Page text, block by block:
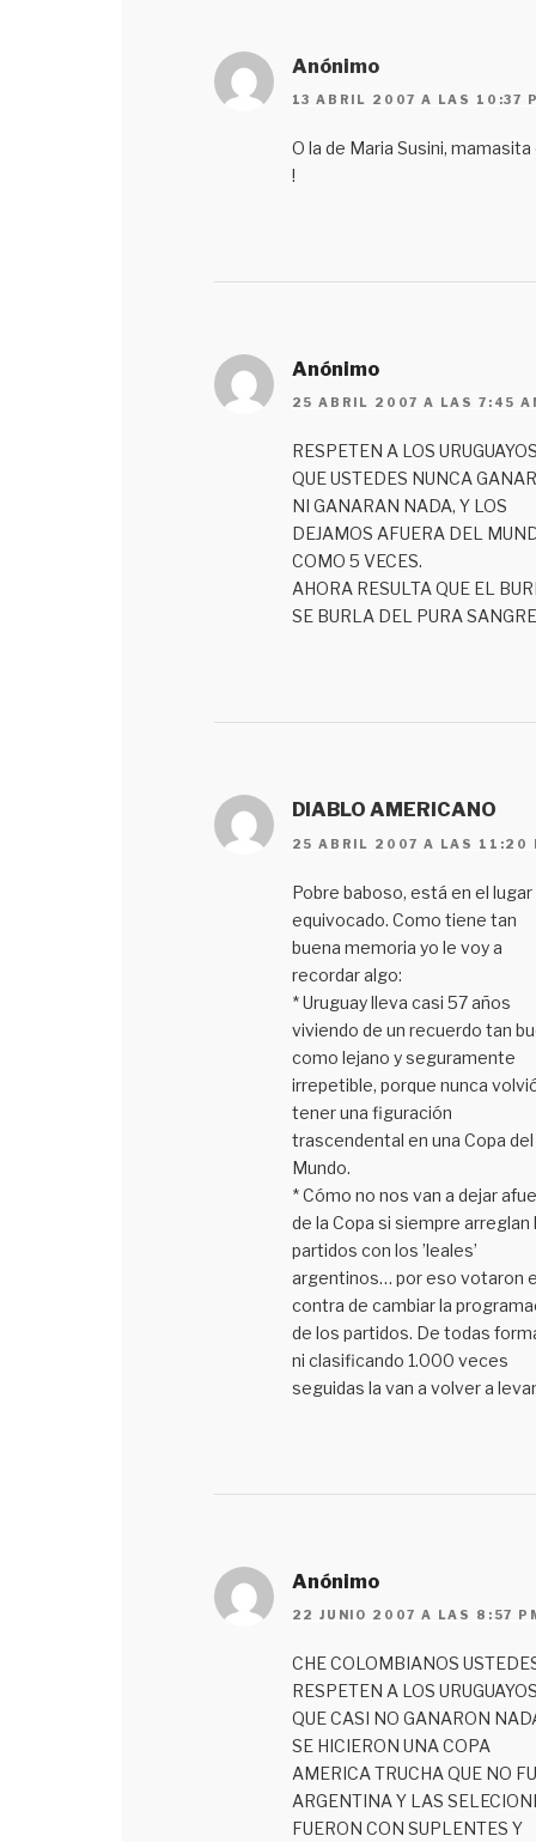
Anónimo
13 ABRIL 2007 A LAS 10:37
O la de Maria Susini, mamasita
!
Anónimo
25 ABRIL 2007 A LAS 7:45
RESPETEN A LOS
QUE USTEDES NUNCA
NI GANARAN NADA, Y LOS
DEJAMOS AFUERA DEL
COMO 5 VECES.
AHORA RESULTA QUE EL
SE BURLA DEL PURA
DIABLO AMERICANO
25 ABRIL 2007 A LAS 11:20
Pobre baboso, está en el lugar
equivocado. Como tiene tan
buena memoria yo le voy a
recordar algo:
* Uruguay lleva casi 57 años
viviendo de un recuerdo tan
como lejano y seguramente
irrepetible, porque nunca
tener una figuración
trascendental en una Copa del
Mundo.
* Cómo no nos van a dejar
de la Copa si siempre arreglan
partidos con los ’leales’
argentinos… por eso votaron
contra de cambiar la
de los partidos. De todas
ni clasificando 1.000 veces
seguidas la van a volver a
Anónimo
22 JUNIO 2007 A LAS 8:57
CHE COLOMBIANOS
RESPETEN A LOS
QUE CASI NO GANARON
SE HICIERON UNA COPA
AMERICA TRUCHA QUE NO
ARGENTINA Y LAS
FUERON CON SUPLENTES Y